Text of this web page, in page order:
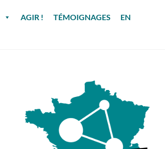
AGIR ! TÉMOIGNAGES EN